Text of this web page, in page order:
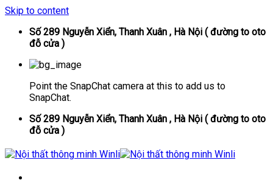
Skip to content
Số 289 Nguyễn Xiển, Thanh Xuân , Hà Nội ( đường to oto
đỗ cửa )
Point the SnapChat camera at this to add us to
SnapChat.
Số 289 Nguyễn Xiển, Thanh Xuân , Hà Nội ( đường to oto
đỗ cửa )